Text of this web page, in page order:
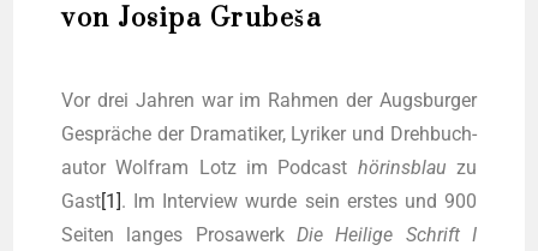
von Josipa Grubeša
Vor drei Jah­ren war im Rah­men der Augs­bur­ger
Gesprä­che der Dra­ma­ti­ker, Lyri­ker und Dreh­buch­
au­tor Wolf­ram Lotz im Pod­cast hörins­blau zu
Gast[1]. Im Inter­view wur­de sein ers­tes und 900
Sei­ten lan­ges Pro­sa­werk Die Hei­li­ge Schrift I